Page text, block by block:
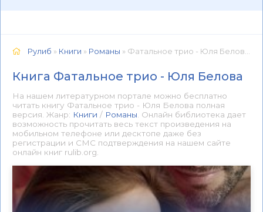
Рулиб » Книги » Романы » Фатальное трио - Юля Белова 📕 - Книга онлайн бесплатно
Книга Фатальное трио - Юля Белова
На нашем литературном портале можно бесплатно
читать книгу Фатальное трио - Юля Белова полная
версия. Жанр: Книги / Романы . Онлайн библиотека дает
возможность прочитать весь текст произведения на
мобильном телефоне или десктопе даже без
регистрации и СМС подтверждения на нашем сайте
онлайн книг rulib.org.